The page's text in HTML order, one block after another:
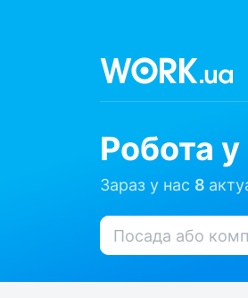
Робота у
Зараз у нас 8